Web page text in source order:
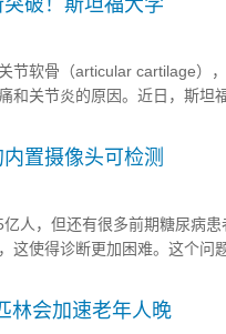
突破！斯坦福大学
节软骨（articular cartilage）
和关节炎的原因。近日，斯坦
置摄像头可检测
人，但还有很多前期糖尿病患
这使得诊断更加困难。这个问
原型，通过智能手机的摄像头
林会加速老年人晚